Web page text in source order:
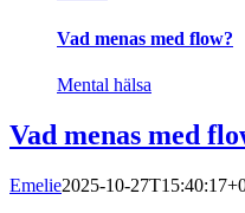
Vad menas med flow?
Mental hälsa
Vad menas med
Emelie2025-10-